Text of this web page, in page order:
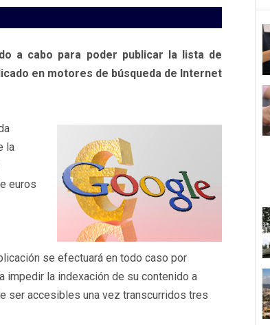
a cabo para poder publicar la lista de
en motores de búsqueda de Internet
la
euros
se efectuará en todo caso por
impedir la indexación de su contenido a
ser accesibles una vez transcurridos tres